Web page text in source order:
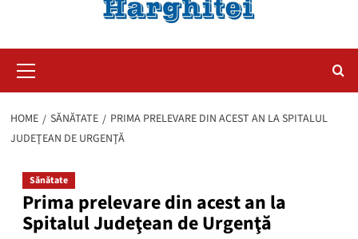
Menu
HOME SĂNĂTATE
PRIMA PRELEVARE DIN ACEST AN LA SPITALUL
JUDEŢEAN DE URGENŢĂ
Sănătate
Prima prelevare din acest an la
Spitalul Judeţean de Urgenţă